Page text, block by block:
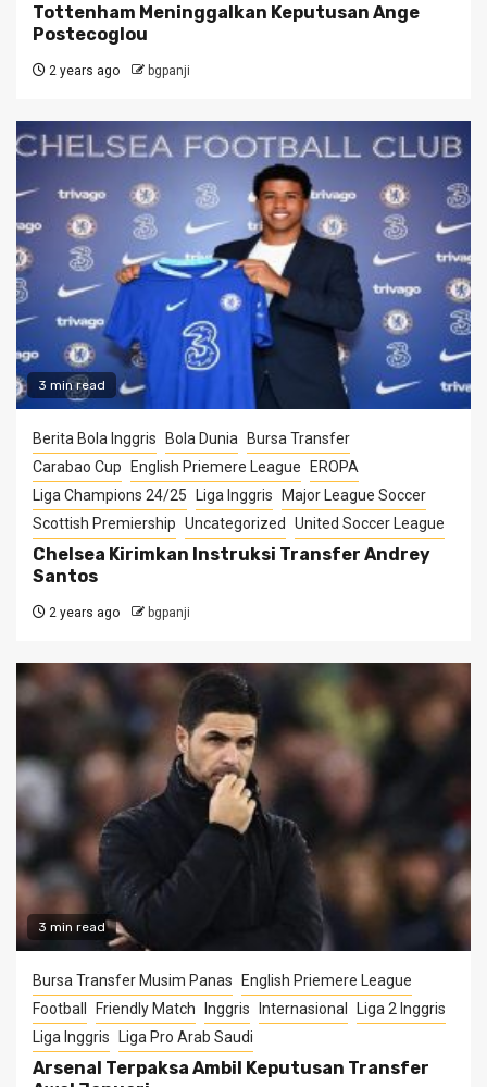
Tottenham Meninggalkan Keputusan Ange
Postecoglou
2 years ago bgpanji
3 min read
Berita Bola Inggris Bola Dunia
Bursa Transfer
Carabao Cup
English Priemere League
EROPA
Liga Champions 24/25
Liga Inggris
Major League Soccer
Scottish Premiership Uncategorized United Soccer League
Chelsea Kirimkan Instruksi Transfer Andrey
Santos
2 years ago bgpanji
3 min read
Bursa Transfer Musim Panas
English Priemere League
Football
Friendly Match Inggris Internasional
Liga 2 Inggris
Liga Inggris
Liga Pro Arab Saudi
Arsenal Terpaksa Ambil Keputusan Transfer